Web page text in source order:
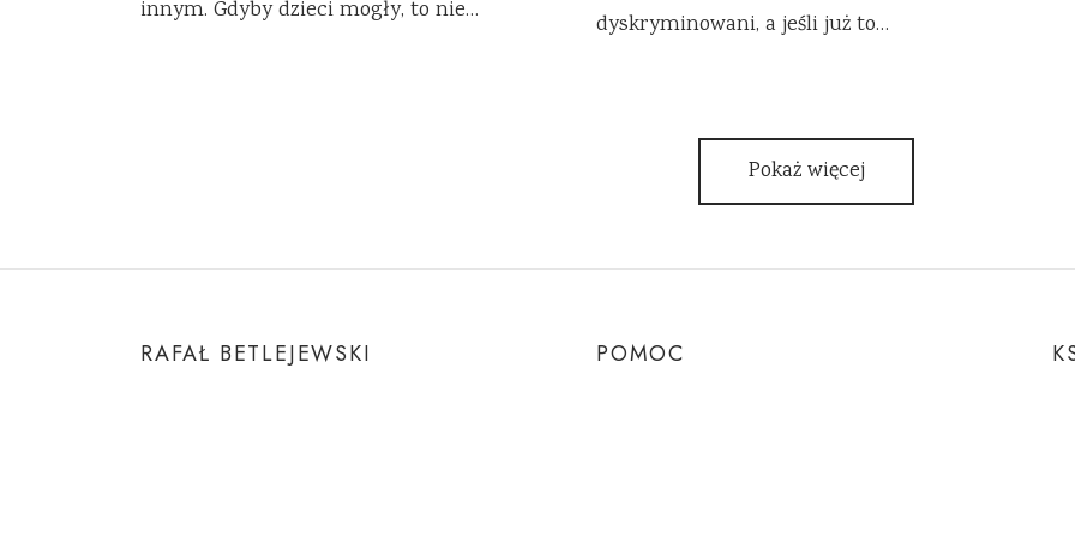
innym. Gdyby dzieci mogły, to nie…
dyskryminowani, a jeśli już to…
Pokaż więcej
RAFAŁ BETLEJEWSKI
POMOC